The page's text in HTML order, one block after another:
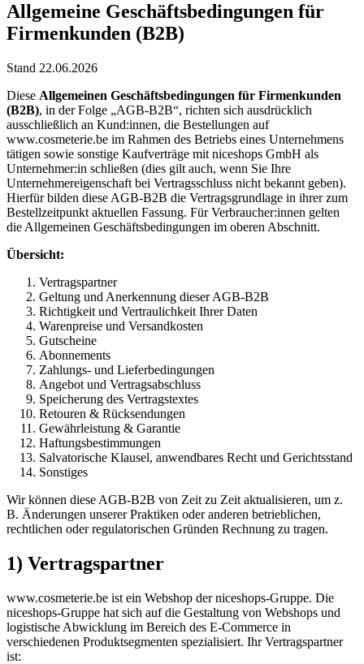
Allgemeine Geschäftsbedingungen für
Firmenkunden (B2B)
Stand 22.06.2026
Diese Allgemeinen Geschäftsbedingungen für Firmenkunden
(B2B), in der Folge „AGB-B2B“, richten sich ausdrücklich
ausschließlich an Kund:innen, die Bestellungen auf
www.cosmeterie.be im Rahmen des Betriebs eines Unternehmens
tätigen sowie sonstige Kaufverträge mit niceshops GmbH als
Unternehmer:in schließen (dies gilt auch, wenn Sie Ihre
Unternehmereigenschaft bei Vertragsschluss nicht bekannt geben).
Hierfür bilden diese AGB-B2B die Vertragsgrundlage in ihrer zum
Bestellzeitpunkt aktuellen Fassung. Für Verbraucher:innen gelten
die Allgemeinen Geschäftsbedingungen im oberen Abschnitt.
Übersicht:
Vertragspartner
Geltung und Anerkennung dieser AGB-B2B
Richtigkeit und Vertraulichkeit Ihrer Daten
Warenpreise und Versandkosten
Gutscheine
Abonnements
Zahlungs- und Lieferbedingungen
Angebot und Vertragsabschluss
Speicherung des Vertragstextes
Retouren & Rücksendungen
Gewährleistung & Garantie
Haftungsbestimmungen
Salvatorische Klausel, anwendbares Recht und Gerichtsstand
Sonstiges
Wir können diese AGB-B2B von Zeit zu Zeit aktualisieren, um z.
B. Änderungen unserer Praktiken oder anderen betrieblichen,
rechtlichen oder regulatorischen Gründen Rechnung zu tragen.
1) Vertragspartner
www.cosmeterie.be ist ein Webshop der niceshops-Gruppe. Die
niceshops-Gruppe hat sich auf die Gestaltung von Webshops und
logistische Abwicklung im Bereich des E-Commerce in
verschiedenen Produktsegmenten spezialisiert. Ihr Vertragspartner
ist: